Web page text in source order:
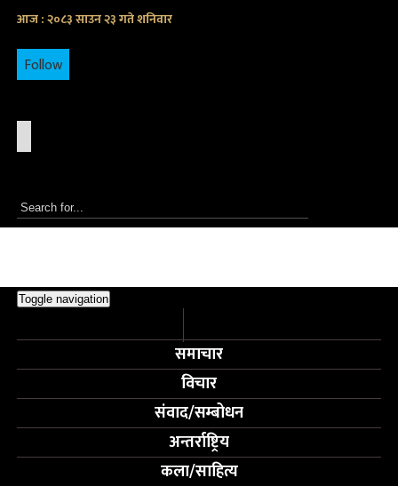
आज : २०८३ साउन २३ गते शनिवार
Follow
Toggle navigation
समाचार
विचार
संवाद/सम्बोधन
अन्तर्राष्ट्रिय
कला/साहित्य